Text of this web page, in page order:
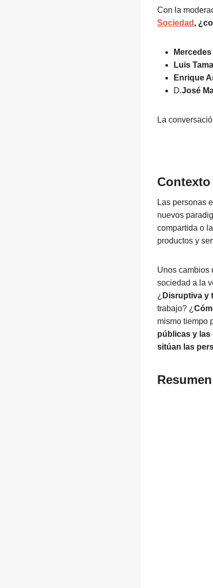
Con la
Sociedad ,
Luis
Enrique
D.José
La
Contexto
Las personas
nuevos
compartida o
productos y
Unos cambios
sociedad a la
¿ Disruptiva y
trabajo? ¿
mismo tiempo
públicas y las
sitúan las